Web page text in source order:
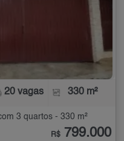
20 vagas 330 m²
3 quartos - 330 m²
R$ 799.000